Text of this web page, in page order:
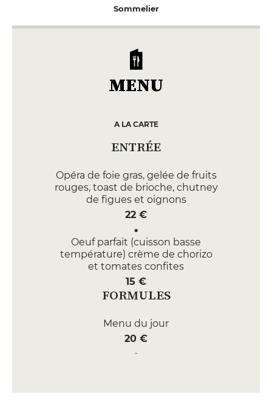
Sommelier
MENU
A LA CARTE
ENTRÉE
Opéra de foie gras, gelée de fruits
rouges, toast de brioche, chutney
de figues et oignons
22 €
Oeuf parfait (cuisson basse
température) crème de chorizo
et tomates confites
15 €
FORMULES
Menu du jour
20 €